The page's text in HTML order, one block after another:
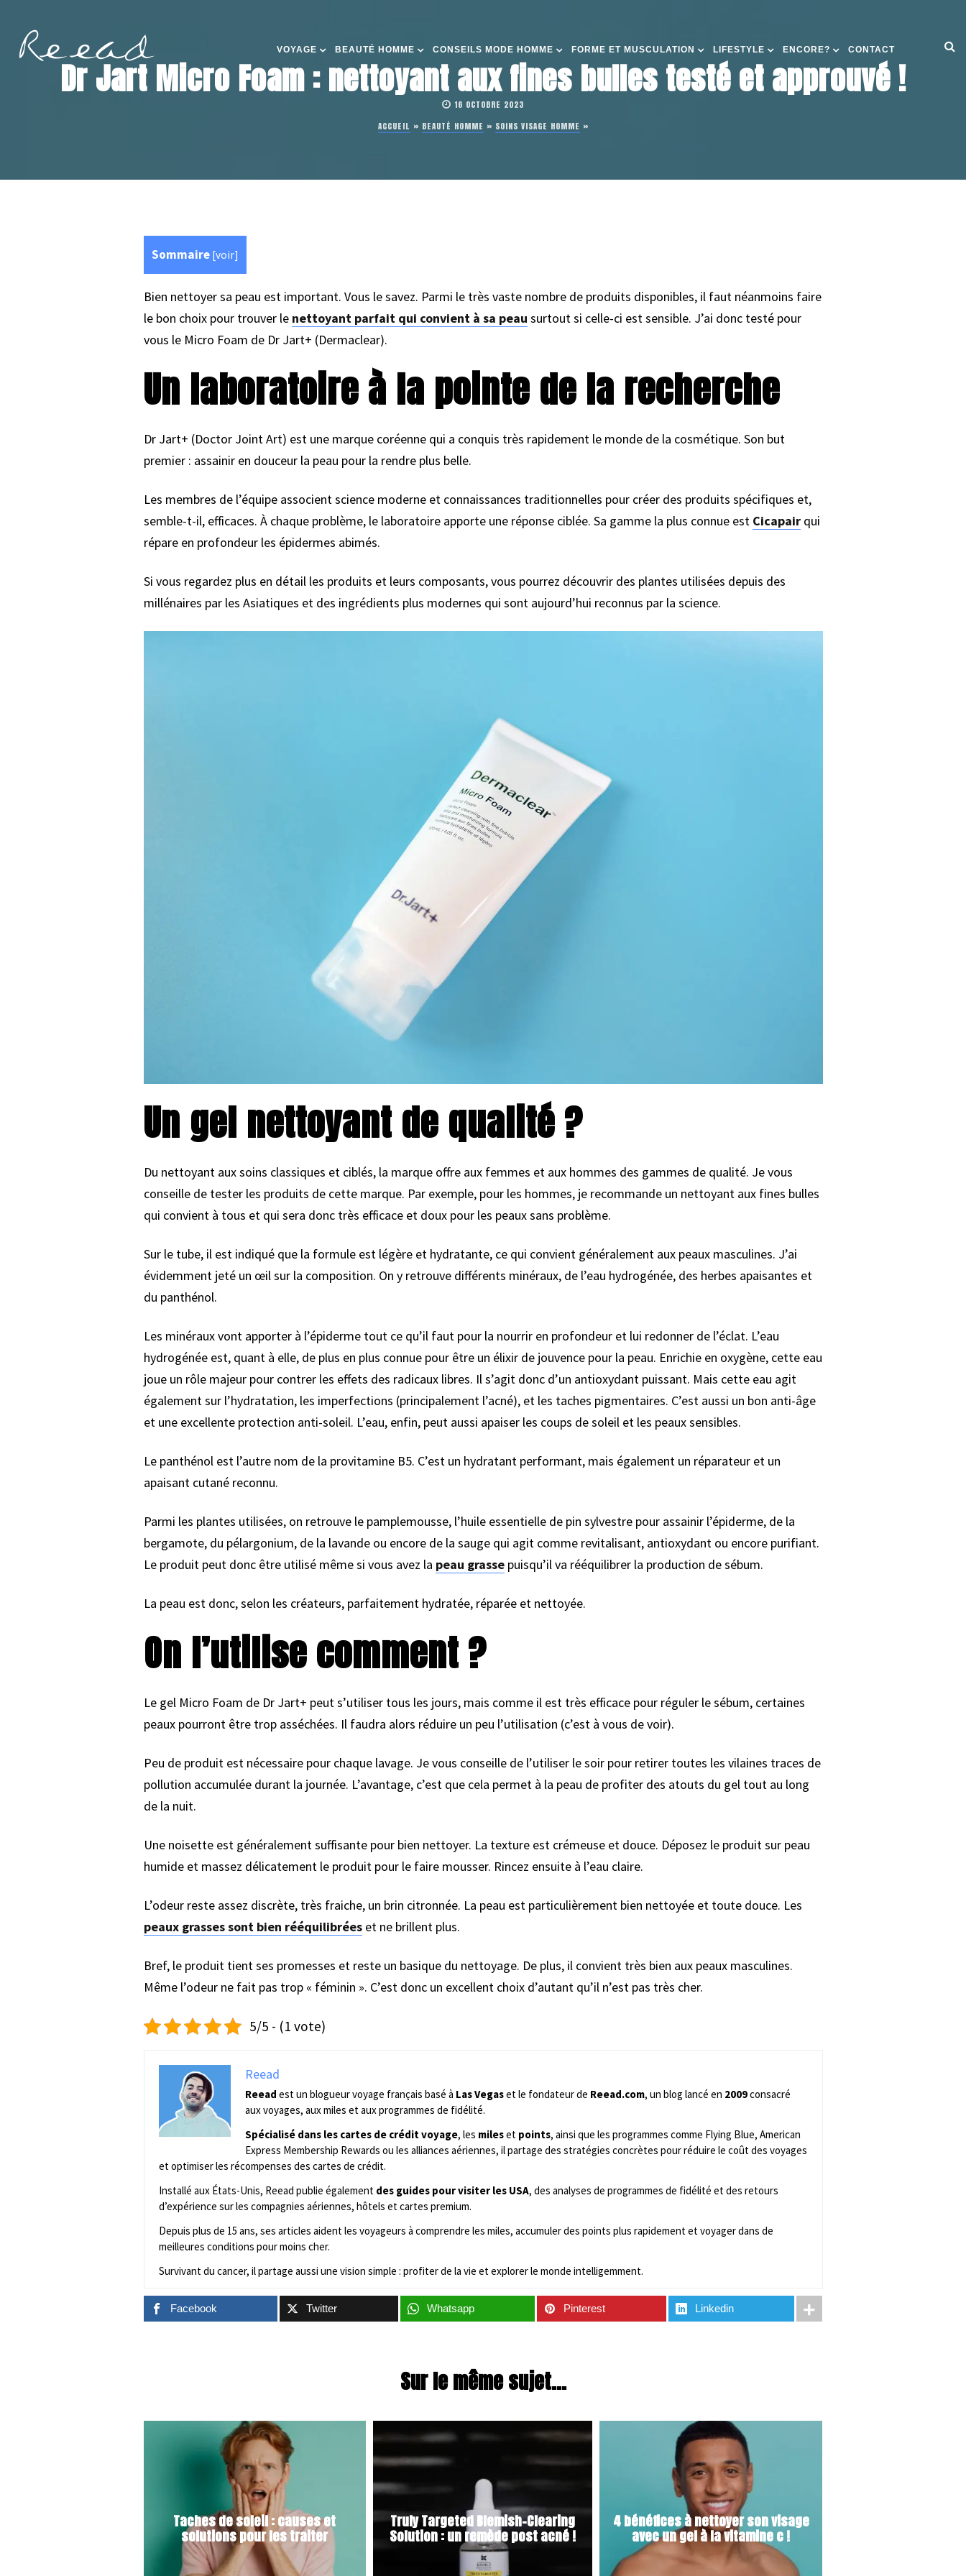
VOYAGE BEAUTÉ HOMME CONSEILS MODE HOMME FORME ET MUSCULATION LIFESTYLE ENCORE? CONTACT
Dr Jart Micro Foam : nettoyant aux fines bulles testé et approuvé !
16 OCTOBRE 2023
ACCUEIL » BEAUTÉ HOMME » SOINS VISAGE HOMME »
Sommaire [voir]
Bien nettoyer sa peau est important. Vous le savez. Parmi le très vaste nombre de produits disponibles, il faut néanmoins faire
le bon choix pour trouver le nettoyant parfait qui convient à sa peau surtout si celle-ci est sensible. J’ai donc testé pour
vous le Micro Foam de Dr Jart+ (Dermaclear).
Un laboratoire à la pointe de la recherche
Dr Jart+ (Doctor Joint Art) est une marque coréenne qui a conquis très rapidement le monde de la cosmétique. Son but
premier : assainir en douceur la peau pour la rendre plus belle.
Les membres de l’équipe associent science moderne et connaissances traditionnelles pour créer des produits spécifiques et,
semble-t-il, efficaces. À chaque problème, le laboratoire apporte une réponse ciblée. Sa gamme la plus connue est Cicapairqui
répare en profondeur les épidermes abimés.
Si vous regardez plus en détail les produits et leurs composants, vous pourrez découvrir des plantes utilisées depuis des
millénaires par les Asiatiques et des ingrédients plus modernes qui sont aujourd’hui reconnus par la science.
Un gel nettoyant de qualité ?
Du nettoyant aux soins classiques et ciblés, la marque offre aux femmes et aux hommes des gammes de qualité. Je vous
conseille de tester les produits de cette marque. Par exemple, pour les hommes, je recommande un nettoyant aux fines bulles
qui convient à tous et qui sera donc très efficace et doux pour les peaux sans problème.
Sur le tube, il est indiqué que la formule est légère et hydratante, ce qui convient généralement aux peaux masculines. J’ai
évidemment jeté un œil sur la composition. On y retrouve différents minéraux, de l’eau hydrogénée, des herbes apaisantes et
du panthénol.
Les minéraux vont apporter à l’épiderme tout ce qu’il faut pour la nourrir en profondeur et lui redonner de l’éclat. L’eau
hydrogénée est, quant à elle, de plus en plus connue pour être un élixir de jouvence pour la peau. Enrichie en oxygène, cette eau
joue un rôle majeur pour contrer les effets des radicaux libres. Il s’agit donc d’un antioxydant puissant. Mais cette eau agit
également sur l’hydratation, les imperfections (principalement l’acné), et les taches pigmentaires. C’est aussi un bon anti-âge
et une excellente protection anti-soleil. L’eau, enfin, peut aussi apaiser les coups de soleil et les peaux sensibles.
Le panthénol est l’autre nom de la provitamine B5. C’est un hydratant performant, mais également un réparateur et un
apaisant cutané reconnu.
Parmi les plantes utilisées, on retrouve le pamplemousse, l’huile essentielle de pin sylvestre pour assainir l’épiderme, de la
bergamote, du pélargonium, de la lavande ou encore de la sauge qui agit comme revitalisant, antioxydant ou encore purifiant.
Le produit peut donc être utilisé même si vous avez la peau grassepuisqu’il va rééquilibrer la production de sébum.
La peau est donc, selon les créateurs, parfaitement hydratée, réparée et nettoyée.
On l’utilise comment ?
Le gel Micro Foam de Dr Jart+ peut s’utiliser tous les jours, mais comme il est très efficace pour réguler le sébum, certaines
peaux pourront être trop asséchées. Il faudra alors réduire un peu l’utilisation (c’est à vous de voir).
Peu de produit est nécessaire pour chaque lavage. Je vous conseille de l’utiliser le soir pour retirer toutes les vilaines traces de
pollution accumulée durant la journée. L’avantage, c’est que cela permet à la peau de profiter des atouts du gel tout au long
de la nuit.
Une noisette est généralement suffisante pour bien nettoyer. La texture est crémeuse et douce. Déposez le produit sur peau
humide et massez délicatement le produit pour le faire mousser. Rincez ensuite à l’eau claire.
L’odeur reste assez discrète, très fraiche, un brin citronnée. La peau est particulièrement bien nettoyée et toute douce. Les
peaux grasses sont bien rééquilibréeset ne brillent plus.
Bref, le produit tient ses promesses et reste un basique du nettoyage. De plus, il convient très bien aux peaux masculines.
Même l’odeur ne fait pas trop « féminin ». C’est donc un excellent choix d’autant qu’il n’est pas très cher.
5/5 - (1 vote)
Reead
Reead est un blogueur voyage français basé à Las Vegaset le fondateur de Reead.com, un blog lancé en 2009consacré
aux voyages, aux miles et aux programmes de fidélité.
Spécialisé dans les cartes de crédit voyage, les mileset points, ainsi que les programmes comme Flying Blue, American
Express Membership Rewards ou les alliances aériennes, il partage des stratégies concrètes pour réduire le coût des voyages
et optimiser les récompenses des cartes de crédit.
Installé aux États-Unis, Reead publie également des guides pour visiter les USA, des analyses de programmes de fidélité et des retours
d’expérience sur les compagnies aériennes, hôtels et cartes premium.
Depuis plus de 15 ans, ses articles aident les voyageurs à comprendre les miles, accumuler des points plus rapidement et voyager dans de
meilleures conditions pour moins cher.
Survivant du cancer, il partage aussi une vision simple : profiter de la vie et explorer le monde intelligemment.
Facebook Twitter Whatsapp Pinterest Linkedin
Sur le même sujet...
Taches de soleil : causes et
solutions pour les traiter
Truly Targeted Blemish-Clearing
Solution : un remède post acné !
4 bénéfices à nettoyer son visage
avec un gel à la vitamine c !